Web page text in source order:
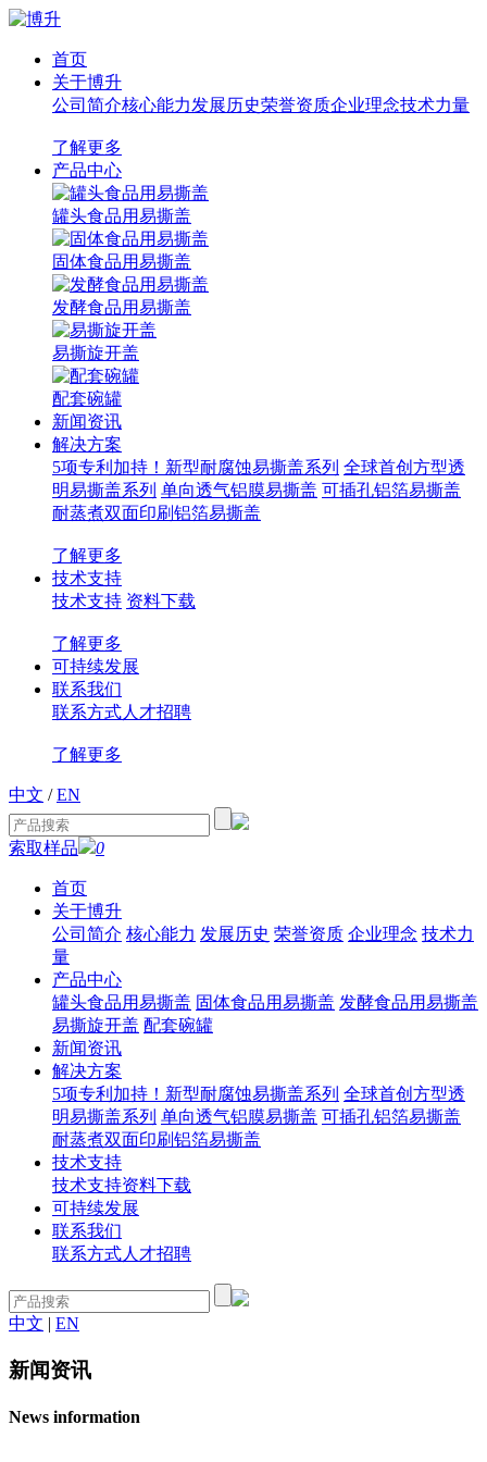
首页
关于博升
公司简介核心能力发展历史荣誉资质企业理念技术力量
了解更多
产品中心
罐头食品用易撕盖
固体食品用易撕盖
发酵食品用易撕盖
易撕旋开盖
配套碗罐
新闻资讯
解决方案
5项专利加持！新型耐腐蚀易撕盖系列 全球首创方型透
明易撕盖系列 单向透气铝膜易撕盖 可插孔铝箔易撕盖
耐蒸煮双面印刷铝箔易撕盖
了解更多
技术支持
技术支持 资料下载
了解更多
可持续发展
联系我们
联系方式人才招聘
了解更多
中文 / EN
索取样品 0
首页
关于博升
公司简介 核心能力 发展历史 荣誉资质 企业理念 技术力
量
产品中心
罐头食品用易撕盖 固体食品用易撕盖 发酵食品用易撕盖
易撕旋开盖 配套碗罐
新闻资讯
解决方案
5项专利加持！新型耐腐蚀易撕盖系列 全球首创方型透
明易撕盖系列 单向透气铝膜易撕盖 可插孔铝箔易撕盖
耐蒸煮双面印刷铝箔易撕盖
技术支持
技术支持资料下载
可持续发展
联系我们
联系方式人才招聘
中文 | EN
新闻资讯
News information